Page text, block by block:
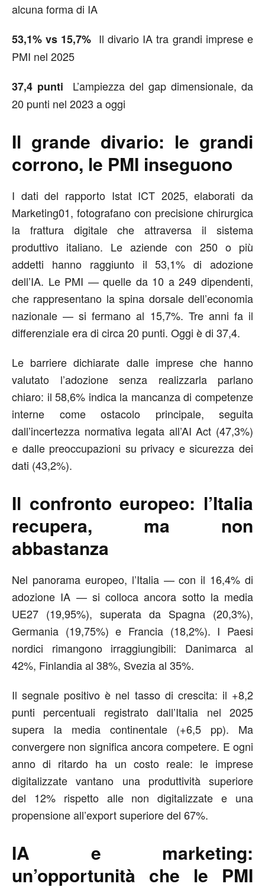
alcuna forma di IA
53,1% vs 15,7% Il divario IA tra grandi imprese e
PMI nel 2025
37,4 punti
L’ampiezza del gap dimensionale, da
20 punti nel 2023 a oggi
Il grande divario: le grandi
corrono, le PMI inseguono
I dati del rapporto Istat ICT 2025, elaborati da
Marketing01, fotografano con precisione chirurgica
la frattura digitale che attraversa il sistema
produttivo italiano. Le aziende con 250 o più
addetti hanno raggiunto il53,1% di adozione
dell’IA. Le PMI — quelle da 10 a 249 dipendenti,
che rappresentano la spina dorsale dell’economia
nazionale — si fermano al 15,7%. Tre anni fa il
differenziale era di circa 20 punti. Oggi è di 37,4.
Le barriere dichiarate dalle imprese che hanno
valutato l’adozione senza realizzarla parlano
chiaro: il58,6% indica la mancanza di competenze
interne come ostacolo principale, seguita
dall’incertezza normativa legata all’AI Act (47,3%)
e dalle preoccupazioni su privacy e sicurezza dei
dati (43,2%).
Il confronto europeo: l’Italia
recupera, ma non
abbastanza
Nel panorama europeo, l’Italia — con il 16,4% di
adozione IA — si colloca ancora sotto la media
UE27 (19,95%), superata da Spagna (20,3%),
Germania (19,75%) e Francia (18,2%). I Paesi
nordici rimangono irraggiungibili: Danimarca al
42%, Finlandia al 38%, Svezia al 35%.
Il segnale positivo è nel tasso di crescita: il +8,2
punti percentuali registrato dall’Italia nel 2025
supera la media continentale (+6,5 pp). Ma
convergere non significa ancora competere. E ogni
anno di ritardo ha un costo reale: le imprese
digitalizzate vantano una produttività superiore
del 12%rispetto alle non digitalizzate e una
propensione all’export superiore del 67%.
IA e marketing:
un’opportunità che le PMI